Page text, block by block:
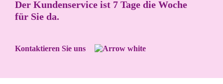
Der Kundenservice ist 7 Tage die Woche
für Sie da.
Kontaktieren Sie uns